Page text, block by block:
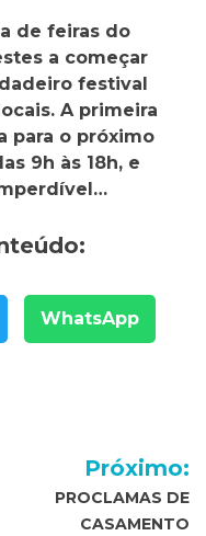
de feiras do
a começar
festival
A primeira
para o próximo
9h às 18h, e
WhatsApp
Próximo:
PROCLAMAS DE
CASAMENTO